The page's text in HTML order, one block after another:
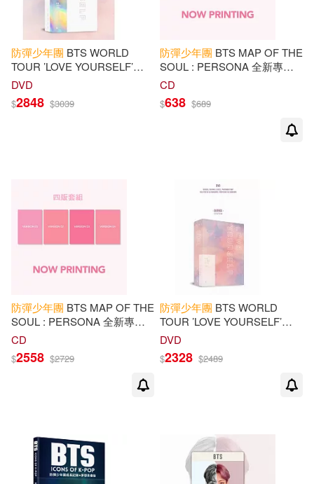
防彈少年團 BTS WORLD
TOUR ’LOVE YOURSELF’
SEOUL BD 藍光 (韓國進口版)
DVD
$2848 $3039
防彈少年團 BTS MAP OF THE
SOUL : PERSONA 全新專輯
(03 Ver.) (韓國進口版)
CD
$638 $689
防彈少年團 BTS MAP OF THE
SOUL : PERSONA 全新專輯
(四版套組) (韓國進口版)
CD
$2558 $2729
防彈少年團 BTS WORLD
TOUR ’LOVE YOURSELF’
SEOUL DVD (韓國進口版)
DVD
$2328 $2489